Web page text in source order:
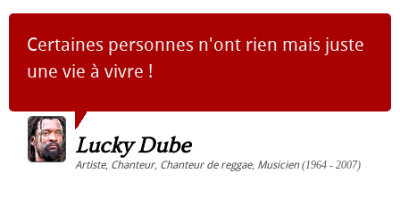
Certaines personnes n'ont rien mais juste
une vie à vivre !
Lucky Dube
Artiste, Chanteur, Chanteur de reggae, Musicien(1964 - 2007)